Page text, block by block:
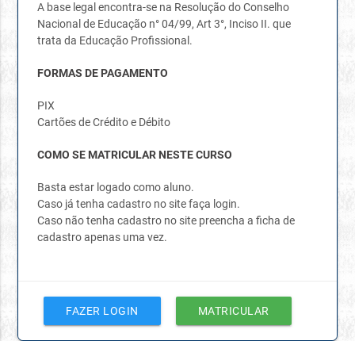
A base legal encontra-se na Resolução do Conselho
Nacional de Educação n° 04/99, Art 3°, Inciso II. que
trata da Educação Profissional.
FORMAS DE PAGAMENTO
PIX
Cartões de Crédito e Débito
COMO SE MATRICULAR NESTE CURSO
Basta estar logado como aluno.
Caso já tenha cadastro no site faça login.
Caso não tenha cadastro no site preencha a ficha de
cadastro apenas uma vez.
FAZER LOGIN MATRICULAR